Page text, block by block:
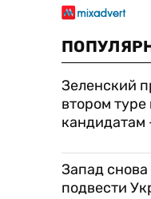
Зеленский
втором
кандидатам
Запад
подвести